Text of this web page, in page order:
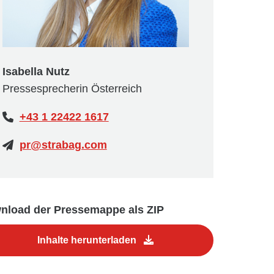
der Pressemappe als ZIP
Inhalte herunterladen
Isabella Nutz
Pressesprecherin Österreich
+43 1 22422 1617
pr@strabag.com